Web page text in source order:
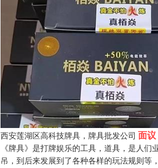
西安莲湖区高科技牌具，牌具批发公司 面议
《牌具》是打牌娱乐的工具，道具，是人
吊，到后来发展到了各种各样的玩法规则